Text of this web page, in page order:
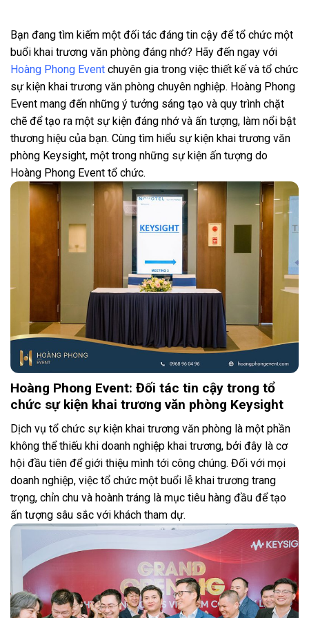
Bạn đang tìm kiếm một đối tác đáng tin cậy để tổ chức một
buổi khai trương văn phòng đáng nhớ? Hãy đến ngay với
Hoàng Phong Event chuyên gia trong việc thiết kế và tổ chức
sự kiện khai trương văn phòng chuyên nghiệp. Hoàng Phong
Event mang đến những ý tưởng sáng tạo và quy trình chặt
chẽ để tạo ra một sự kiện đáng nhớ và ấn tượng, làm nổi bật
thương hiệu của bạn. Cùng tìm hiểu sự kiện khai trương văn
phòng Keysight, một trong những sự kiện ấn tượng do
Hoàng Phong Event tổ chức.
Hoàng Phong Event: Đối tác tin cậy trong tổ
chức sự kiện khai trương văn phòng Keysight
Dịch vụ tổ chức sự kiện khai trương văn phòng là một phần
không thể thiếu khi doanh nghiệp khai trương, bởi đây là cơ
hội đầu tiên để giới thiệu mình tới công chúng. Đối với mọi
doanh nghiệp, việc tổ chức một buổi lễ khai trương trang
trọng, chỉn chu và hoành tráng là mục tiêu hàng đầu để tạo
ấn tượng sâu sắc với khách tham dự.